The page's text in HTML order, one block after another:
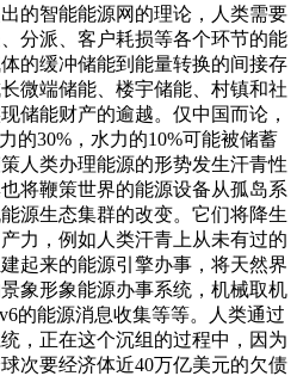
的智能能源网的理论，人类需要
分派、客户耗损等各个环节的能
的缓冲储能到能量转换的间接存
微端储能、楼宇储能、村镇和社
储能财产的逾越。仅中国而论，
的30%，水力的10%可能被储蓄
人类办理能源的形势发生汗青性
将鞭策世界的能源设备从孤岛系
源生态集群的改变。它们将降生
力，例如人类汗青上从未有过的
起来的能源引擎办事，将天然界
象形象能源办事系统，机械取机
的能源消息收集等等。人类通过
，正在这个沉组的过程中，因为
次要经济体近40万亿美元的欠债